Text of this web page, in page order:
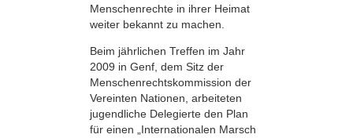
Menschenrechte in ihrer Heimat
weiter bekannt zu machen.
Beim jährlichen Treffen im Jahr
2009 in Genf, dem Sitz der
Menschenrechts­kommission der
Vereinten Nationen, arbeiteten
jugendliche Delegierte den Plan
für einen „Internationalen Marsch